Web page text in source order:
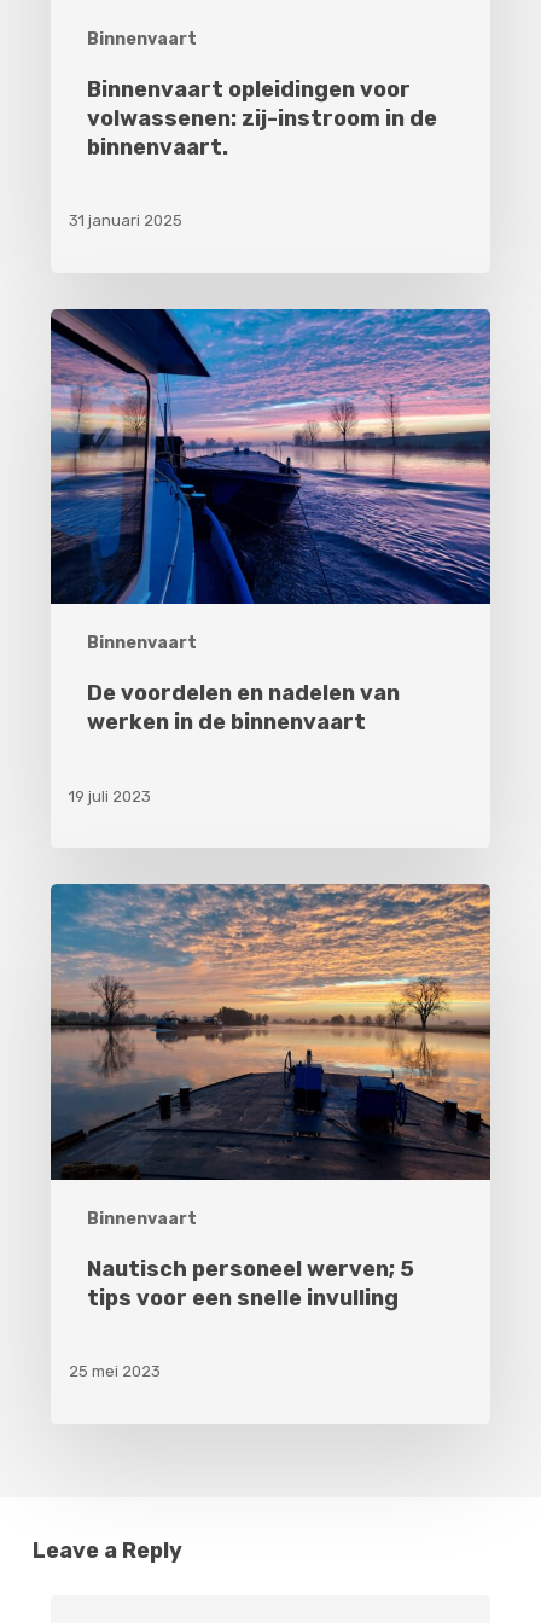
Binnenvaart
Binnenvaart opleidingen voor
volwassenen: zij-instroom in de
binnenvaart.
31 januari 2025
Binnenvaart
De
voordelen
nadelen
van
werken
binnenvaart
De voordelen en nadelen van
werken in de binnenvaart
19 juli 2023
Binnenvaart
Nautisch
personeel
werven;
tips
voor
een
invulling
Nautisch personeel werven; 5
tips voor een snelle invulling
25 mei 2023
Leave a Reply